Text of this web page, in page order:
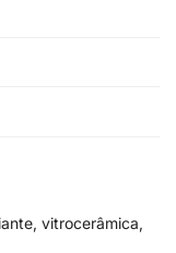
vitrocerâmica,